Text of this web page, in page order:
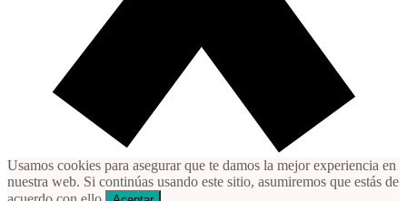
Usamos cookies para asegurar que te damos la mejor experiencia en
nuestra web. Si continúas usando este sitio, asumiremos que estás de